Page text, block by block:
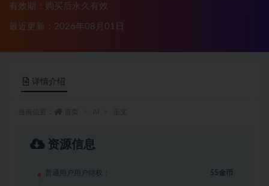
有效期：购买后永久有效
最近更新：2026年08月01日
详情介绍
资源信息
普通用户用户特权： 55金币